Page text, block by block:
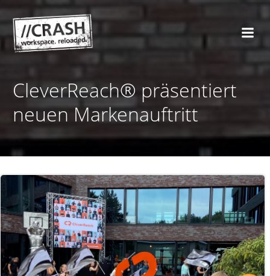
Zum
Inhalt
springen
CleverReach® präsentiert
neuen Markenauftritt